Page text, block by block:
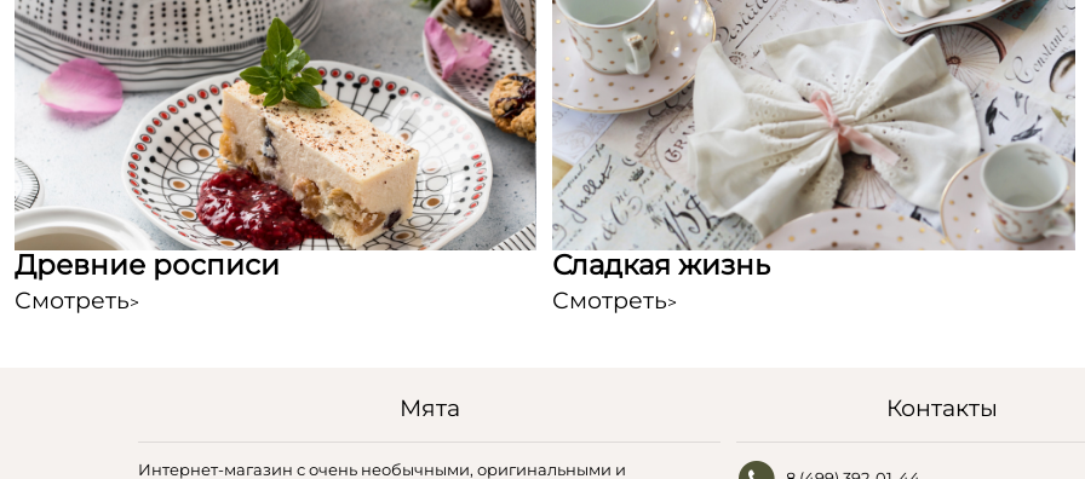
Древние росписи
Смотреть>
Сладкая жизнь
Смотреть>
Мята
Интернет-магазин с очень необычными, оригинальными и
Контакты